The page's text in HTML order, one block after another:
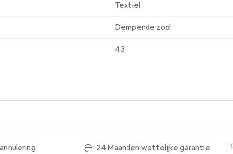
Textiel
Dempende zool
43
24 Maanden wettelijke garantie